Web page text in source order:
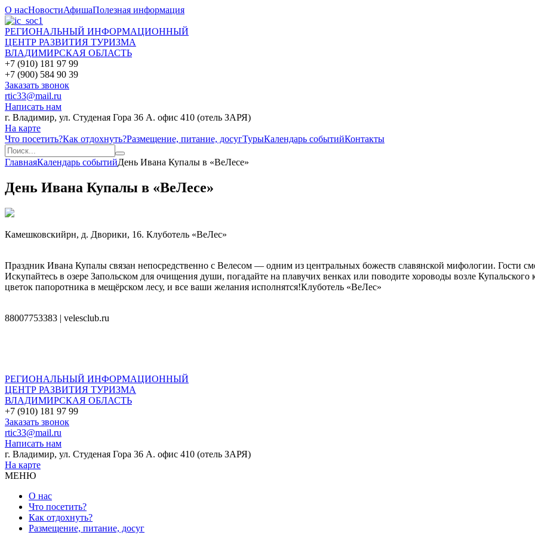
О насНовостиАфишаПолезная информация
РЕГИОНАЛЬНЫЙ ИНФОРМАЦИОННЫЙ
ЦЕНТР РАЗВИТИЯ ТУРИЗМА
ВЛАДИМИРСКАЯ ОБЛАСТЬ
+7 (910) 181 97 99
+7 (900) 584 90 39
Заказать звонок
rtic33@mail.ru
Написать нам
г. Владимир, ул. Студеная Гора 36 А. офис 410 (отель ЗАРЯ)
На карте
Что посетить?Как отдохнуть?Размещение, питание, досугТурыКалендарь событийКонтакты
ГлавнаяКалендарь событийДень Ивана Купалы в «ВеЛесе»
День Ивана Купалы в «ВеЛесе»
Камешковскийр­н, д. Дворики, 16. Клуб­отель «ВеЛес»
Праздник Ивана Купалы связан непосредственно с Велесом — одним из центральных божеств славянской мифологии. Гости
Искупайтесь в озере Запольском для очищения души, погадайте на плавучих венках или поводите хороводы возле
цветок папоротника в мещёрском лесу, и все ваши желания исполнятся!Клуб­отель «ВеЛес»
8­800­775­33­83 | velesclub.ru
РЕГИОНАЛЬНЫЙ ИНФОРМАЦИОННЫЙ
ЦЕНТР РАЗВИТИЯ ТУРИЗМА
ВЛАДИМИРСКАЯ ОБЛАСТЬ
+7 (910) 181 97 99
Заказать звонок
rtic33@mail.ru
Написать нам
г. Владимир, ул. Студеная Гора 36 А. офис 410 (отель ЗАРЯ)
На карте
МЕНЮ
О нас
Что посетить?
Как отдохнуть?
Размещение, питание, досуг